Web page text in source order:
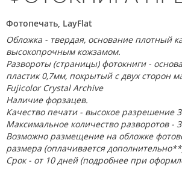
Фотопечать, LayFlat
Обложка - твердая, основание плотный
высокопрочным кожзамом.
Развороты (страницы) фотокниги -
пластик 0,7мм, покрытый с двух сторон
Fujicolor Crystal Archive
Наличие форзацев.
Качество печати - высокое разрешение
Максимальное количество разворотов -
Возможно размещение на обложке
размера (оплачивается
Срок - от 10 дней (подробнее при